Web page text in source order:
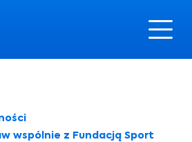
wspólnie z Fundacją Sport